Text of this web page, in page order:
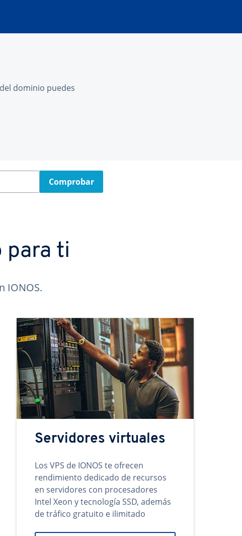
dominio puedes
Comprobar
para ti
IONOS.
Servidores virtuales
Los VPS de IONOS te ofrecen
rendimiento dedicado de recursos
en servidores con procesadores
Intel Xeon y tecnología SSD, además
de tráfico gratuito e ilimitado